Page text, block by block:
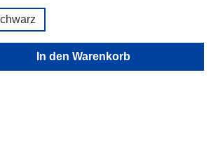
gewünschten Wert ein
In den Warenkorb